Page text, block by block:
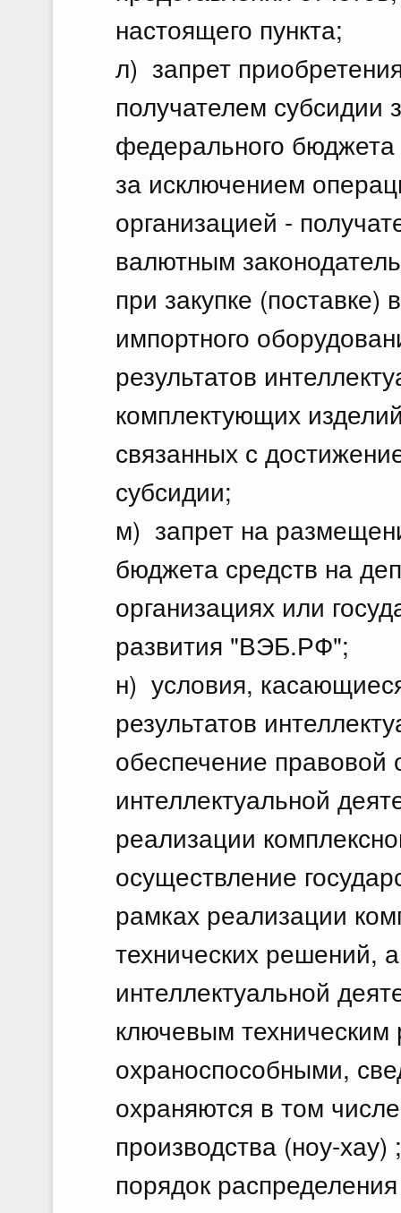
настоящего пункта;
л) запрет
получателем субсидии
федерального
за исключением
организацией -
валютным
при закупке (поставке)
импортного
результатов
комплектующих
связанных с
субсидии;
м) запрет на
бюджета средств на
организациях или
развития "ВЭБ.РФ";
н) условия,
результатов
обеспечение правовой
интеллектуальной
реализации
осуществление
рамках реализации
технических решений,
интеллектуальной
ключевым
охраноспособными,
охраняются в том
производства (ноу-хау) ;
порядок